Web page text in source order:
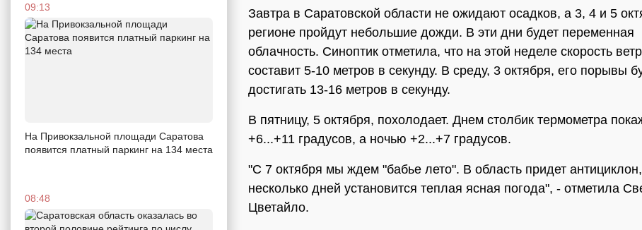
09:13
На Привокзальной площади Саратова
появится платный паркинг на 134 места
08:48
Завтра в Саратовской области не ожидают осадков, а 3, 4 и 5
регионе пройдут небольшие дожди. В эти дни будет переменная
облачность. Синоптик отметила, что на этой неделе скорость
составит 5-10 метров в секунду. В среду, 3 октября, его порывы
достигать 13-16 метров в секунду.
В пятницу, 5 октября, похолодает. Днем столбик термометра
+6...+11 градусов, а ночью +2...+7 градусов.
"С 7 октября мы ждем "бабье лето". В область придет
несколько дней установится теплая ясная погода", - отметила
Цветайло.